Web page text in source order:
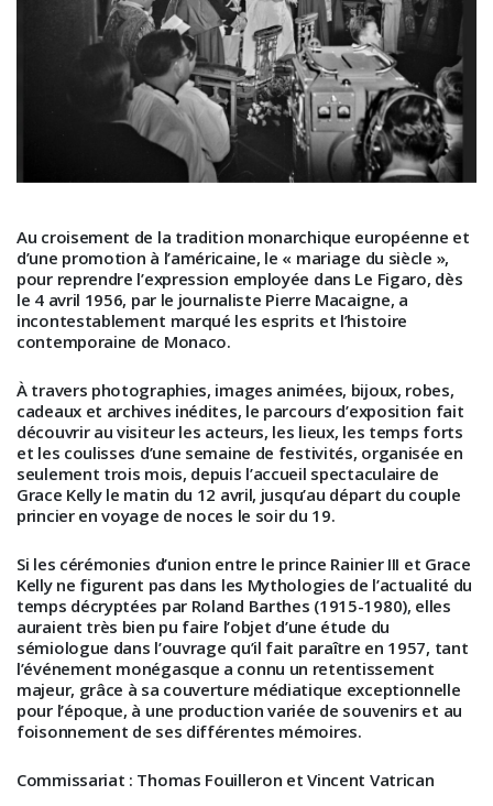
Au croisement de la tradition monarchique européenne et
d’une promotion à l’américaine, le « mariage du siècle »,
pour reprendre l’expression employée dans Le Figaro, dès
le 4 avril 1956, par le journaliste Pierre Macaigne, a
incontestablement marqué les esprits et l’histoire
contemporaine de Monaco.
À travers photographies, images animées, bijoux, robes,
cadeaux et archives inédites, le parcours d’exposition fait
découvrir au visiteur les acteurs, les lieux, les temps forts
et les coulisses d’une semaine de festivités, organisée en
seulement trois mois, depuis l’accueil spectaculaire de
Grace Kelly le matin du 12 avril, jusqu’au départ du couple
princier en voyage de noces le soir du 19.
Si les cérémonies d’union entre le prince Rainier III et Grace
Kelly ne figurent pas dans les Mythologies de l’actualité du
temps décryptées par Roland Barthes (1915-1980), elles
auraient très bien pu faire l’objet d’une étude du
sémiologue dans l’ouvrage qu’il fait paraître en 1957, tant
l’événement monégasque a connu un retentissement
majeur, grâce à sa couverture médiatique exceptionnelle
pour l’époque, à une production variée de souvenirs et au
foisonnement de ses différentes mémoires.
Commissariat : Thomas Fouilleron et Vincent Vatrican